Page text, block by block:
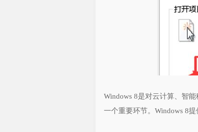
Windows 8是对云计算、智
一个重要环节。Windows 8